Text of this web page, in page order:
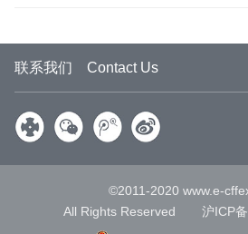
联系我们Contact Us
微信 腾讯
©2011-2020 www.e-
All Rights Reserved
沪ICP